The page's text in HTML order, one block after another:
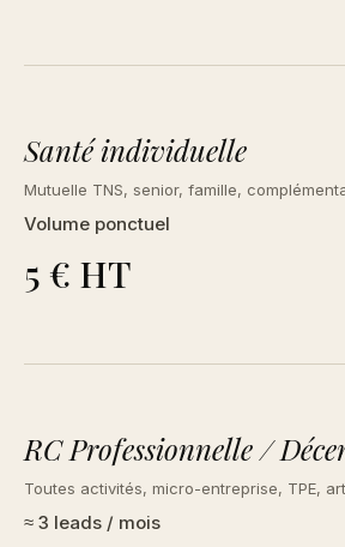
Santé individuelle
Mutuelle TNS, senior, famille,
Volume ponctuel
5 € HT
RC Professionnelle /
Toutes activités, micro-entreprise, TPE,
≈ 3 leads / mois